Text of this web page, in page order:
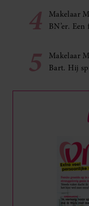
4
Makelaar
BN’er.
5
Makelaar
Bart. Hij